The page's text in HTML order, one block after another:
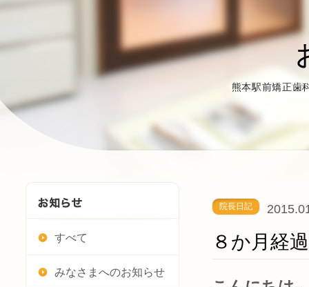
熊本駅前矯正歯
すべて
みなさまへのお知らせ
院長日記
８か月経